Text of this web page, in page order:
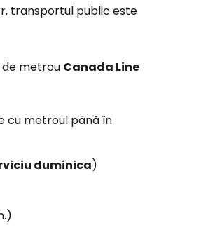
transportul public este
de metrou Canada Line
cu metroul până în
duminica)